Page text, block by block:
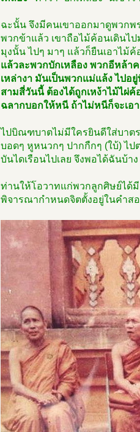
ฉะนั้น จึงมีคนเขาออกมาดูพวก
พวกข้าแล้ว เขาถือไม้ค้อนเดินไ
มุงนั้น ไปๆ มาๆ แล้วก็ยืนเอาไม้
แล้วละพวกบักเหลือง พวกอีหล้า
เหล่างา มันเป็นพวกแม่แล้ง ไป
สามสี่วันนี้ ต้องได้ถูกเหง้าไม้ไผ่
ฉลากบอกให้หนี ถ้าไม่หนีก็จะเอ
ไปบิณฑบาตไม่มีใครยินดีใส่บาต
บอดๆ หูหนวกๆ ปากกืกๆ (ใบ้)
บันไดเรือนไปเลย จึงพอได้ฉันบ้
ท่านให้โอวาทแก่พวกลูกศิษย์ได้
พิจารณากำหนดจิตตั้งอยู่ในคำสอ